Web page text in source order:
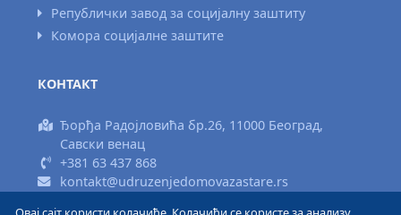
Републички завод за социјалну заштиту
Комора социјалне заштите
КОНТАКТ
Ђорђа Радојловића бр.26, 11000 Београд,
Савски венац
+381 63 437 868
kontakt@udruzenjedomovazastare.rs